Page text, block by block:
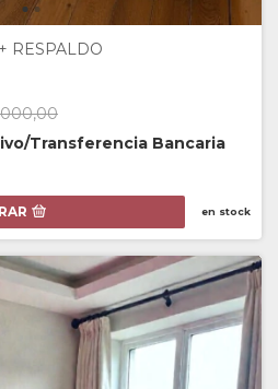
RESPALDO
Transferencia Bancaria
en stock